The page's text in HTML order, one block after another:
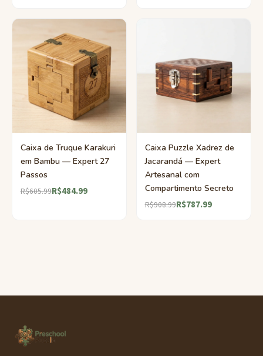
Caixa de Truque Karakuri
em Bambu — Expert 27
Passos
R$605.99R$484.99
Caixa Puzzle Xadrez de
Jacarandá — Expert
Artesanal com
Compartimento Secreto
R$908.99R$787.99